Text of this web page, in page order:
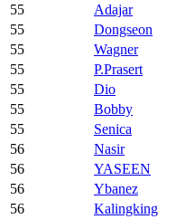
55
Adajar
55
Dongseon
55
Wagner
55
P.Prasert
55
Dio
55
Bobby
55
Senica
56
Nasir
56
YASEEN
56
Ybanez
56
Kalingking